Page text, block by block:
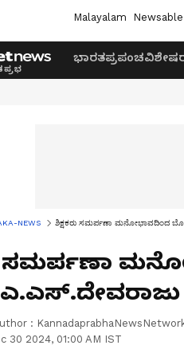
Malayalam Newsable
ಭಾರತಪ್ರಪಂಚವಿಶೇಷ
NEWS ಶಿಕ್ಷಕರು ಸಮರ್ಪಣಾ ಮನೋಭಾವದಿಂದ
ಸಮರ್ಪಣಾ
:
30 2024, 01:00 AM IST